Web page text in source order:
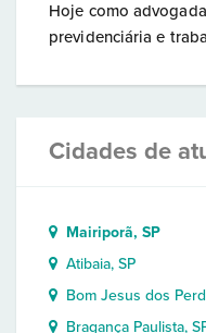
Hoje como
previdenciária e
Cidades de
Mairiporã, SP
Atibaia, SP
Bom Jesus dos
Bragança Paulista,